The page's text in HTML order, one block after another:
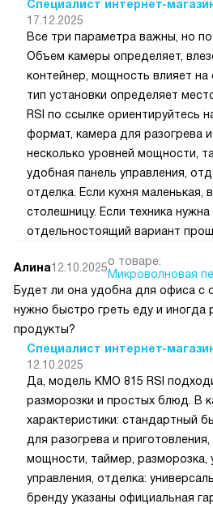
Специалист интернет-
17.12.2025
Все три параметра важны, но
Объем камеры определяет,
контейнер, мощность влияет на
тип установки определяет
RSI по ссылке ориентируйтесь
формат, камера для разогрева и
несколько уровней мощности,
удобная панель управления,
отделка. Если кухня маленькая,
столешницу. Если техника
отдельностоящий вариант
Алина12.10.2025о товаре:
Микроволновая
Будет ли она удобна для офиса с
нужно быстро греть еду и иногда
продукты?
Специалист интернет-
12.10.2025
Да, модель KMO 815 RSI
разморозки и простых блюд. В
характеристики: стандартный
для разогрева и
мощности, таймер, разморозка,
управления, отделка:
бренду указаны официальная